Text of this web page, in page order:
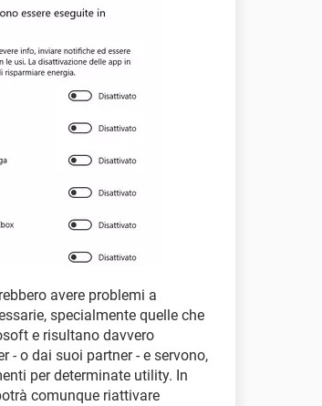
avere problemi a
specialmente quelle che
e risultano davvero
- o dai suoi partner - e servono,
per determinate utility. In
comunque riattivare